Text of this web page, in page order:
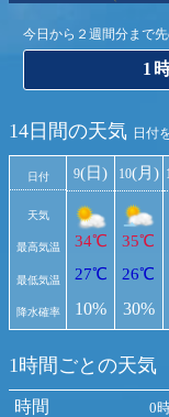
今日から２週間分まで
1
14日間の天気 日付
日付
天気
最高気温
最低気温
降水確率
9(日)
34℃
27℃
10%
10(月)
35℃
26℃
30%
1時間ごとの天気
時間 0